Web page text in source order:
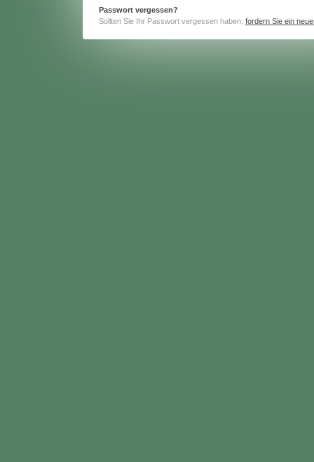
Passwort vergessen?
Sollten Sie Ihr Passwort vergessen haben, fordern Sie ein